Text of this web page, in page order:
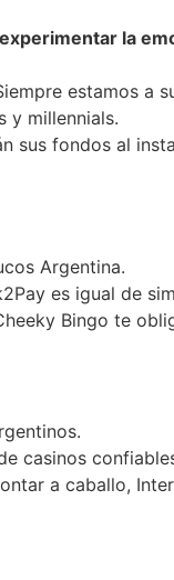
la
estamos a
y millennials.
sus fondos al
Argentina.
es igual de
Bingo te
casinos
a caballo,